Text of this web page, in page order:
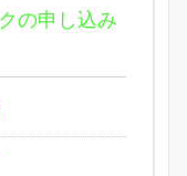
の申し込み